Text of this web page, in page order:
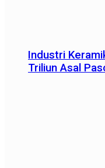
Industri
Triliun Asal